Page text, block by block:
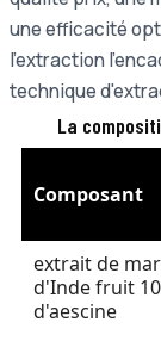
une efficacité
l'extraction
technique
La
Composant
extrait de
d'Inde fruit
d'aescine